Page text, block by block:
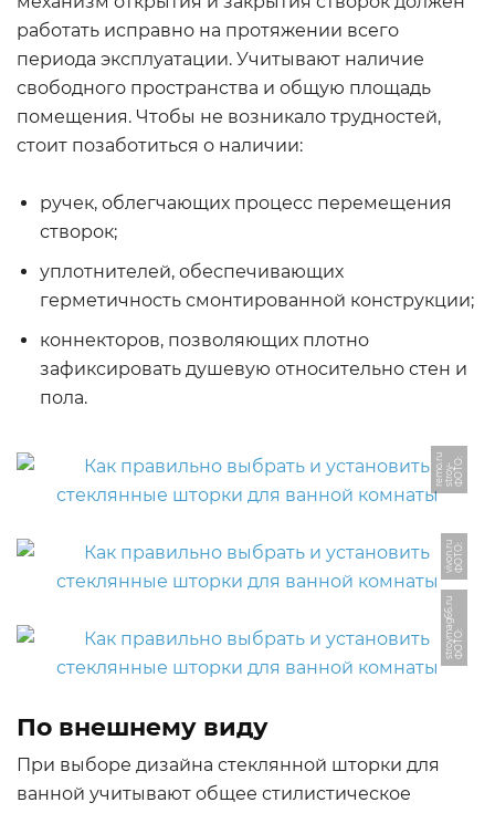
ФОТО: favorit-aqua.com.ua
ФОТО: sc02.alicdn.com
работать исправно на протяжении всего
периода эксплуатации. Учитывают наличие
свободного пространства и общую площадь
помещения. Чтобы не возникало трудностей,
стоит позаботиться о наличии:
ручек, облегчающих процесс перемещения
створок;
уплотнителей, обеспечивающих
герметичность смонтированной конструкции;
коннекторов, позволяющих плотно
зафиксировать душевую относительно стен и
пола.
Ф
О
Т
О:
s
t
r
o
y
-r
e
m
o.r
u
Ф
О
Т
О:
vi
v
o
n.
r
u
Ф
О
Т
О:
s
t
r
o
y
m
a
g
6
6.
r
u
По внешнему виду
При выборе дизайна стеклянной шторки для
ванной учитывают общее стилистическое